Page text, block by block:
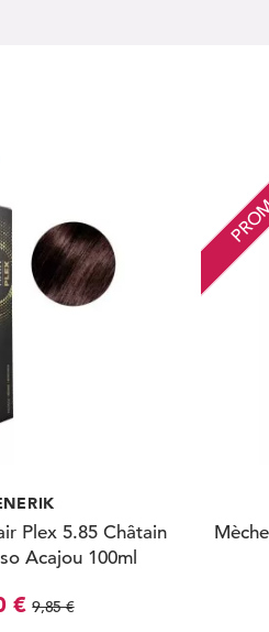
Plex 5.85 Châtain
Acajou 100ml
€ 9,85 €